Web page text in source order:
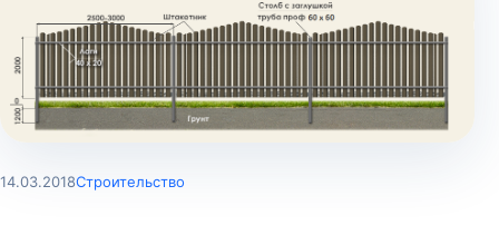
14.03.2018Строительство